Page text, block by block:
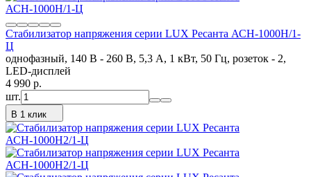
Стабилизатор напряжения серии LUX Ресанта АСН-1000Н/1-
Ц
однофазный, 140 В - 260 В, 5,3 А, 1 кВт, 50 Гц, розеток - 2,
LED-дисплей
4 990 p.
шт.
В 1 клик